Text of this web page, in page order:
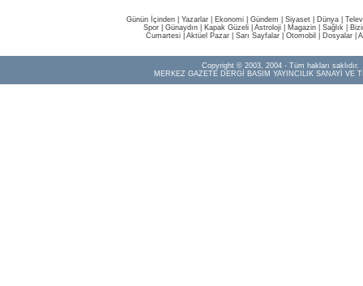
Günün İçinden Yazarlar Ekonomi Gündem Siyaset Dünya |
Spor
Günaydın Kapak Güzeli Astroloji Magazin Sağlık
Cumartesi| Aktüel Pazar| Sarı Sayfalar| Otomobil Dosyalar|
Copyright © 2003, 2004 - Tüm hakları saklıdır.
MERKEZ GAZETE DERGİ BASIM YAYINCILIK SANAYİ VE